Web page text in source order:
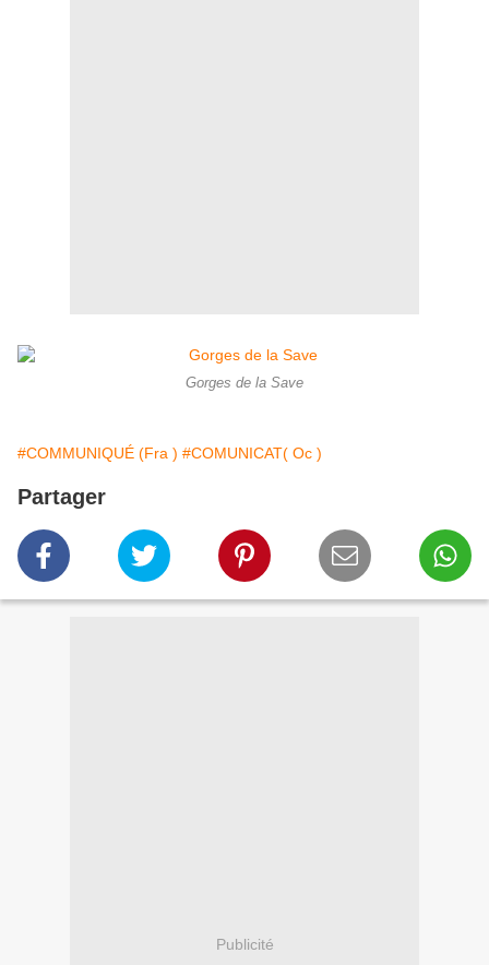
Gorges de la Save
#COMMUNIQUÉ (Fra ) #COMUNICAT( Oc )
Partager
Publicité